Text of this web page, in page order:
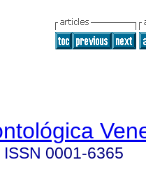
ISSN 0001-6365